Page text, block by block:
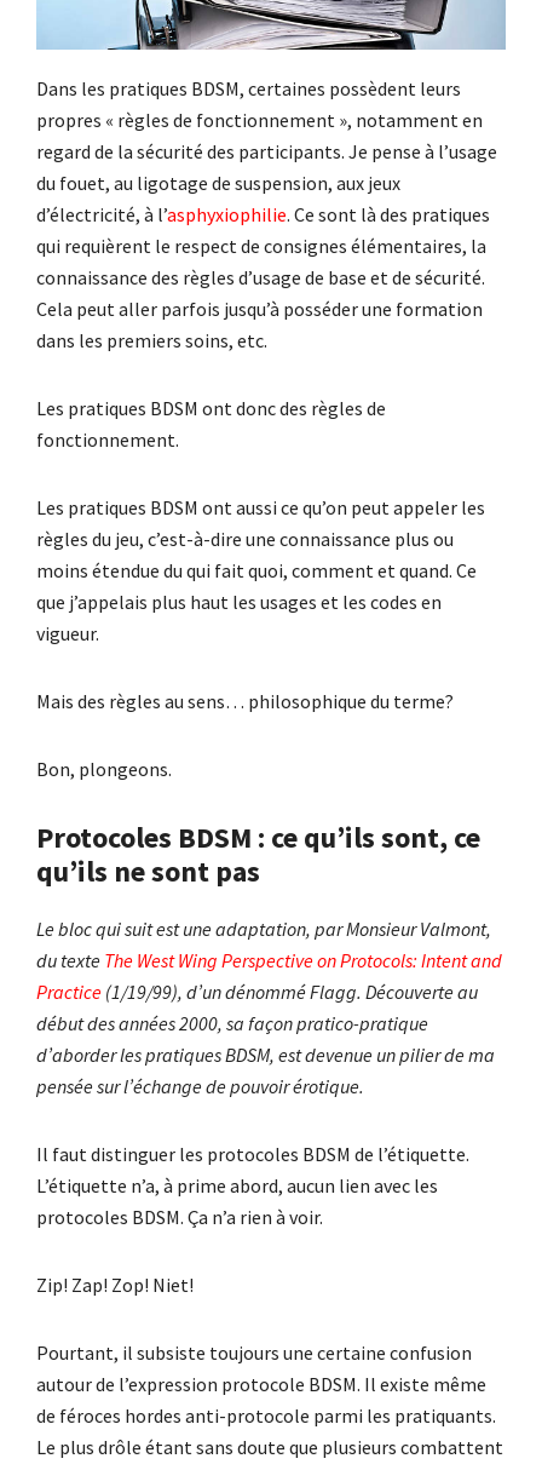
Dans les pratiques BDSM, certaines possèdent leurs
propres « règles de fonctionnement », notamment en
regard de la sécurité des participants. Je pense à l’usage
du fouet, au ligotage de suspension, aux jeux
d’électricité, à l’asphyxiophilie. Ce sont là des pratiques
qui requièrent le respect de consignes élémentaires, la
connaissance des règles d’usage de base et de sécurité.
Cela peut aller parfois jusqu’à posséder une formation
dans les premiers soins, etc.
Les pratiques BDSM ont donc des règles de
fonctionnement.
Les pratiques BDSM ont aussi ce qu’on peut appeler les
règles du jeu, c’est-à-dire une connaissance plus ou
moins étendue du qui fait quoi, comment et quand. Ce
que j’appelais plus haut les usages et les codes en
vigueur.
Mais des règles au sens… philosophique du terme?
Bon, plongeons.
Protocoles BDSM : ce qu’ils sont, ce
qu’ils ne sont pas
Le bloc qui suit est une adaptation, par Monsieur Valmont,
du texte The West Wing Perspective on Protocols: Intent and
Practice (1/19/99), d’un dénommé Flagg. Découverte au
début des années 2000, sa façon pratico-pratique
d’aborder les pratiques BDSM, est devenue un pilier de ma
pensée sur l’échange de pouvoir érotique.
Il faut distinguer les protocoles BDSM de l’étiquette.
L’étiquette n’a, à prime abord, aucun lien avec les
protocoles BDSM. Ça n’a rien à voir.
Zip! Zap! Zop! Niet!
Pourtant, il subsiste toujours une certaine confusion
autour de l’expression protocole BDSM. Il existe même
de féroces hordes anti-protocole parmi les pratiquants.
Le plus drôle étant sans doute que plusieurs combattent